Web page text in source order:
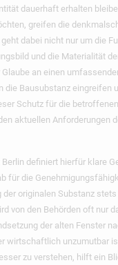
dauerhaft erhalten
greifen die
dabei nicht nur um die
und die Materialität
an einen
die Bausubstanz eingreifen
Schutz für die
aktuellen Anforderungen
definiert hierfür klare
für die
der originalen Substanz
von den Behörden oft nur
der alten Fenster
wirtschaftlich unzumutbar
zu verstehen, hilft ein